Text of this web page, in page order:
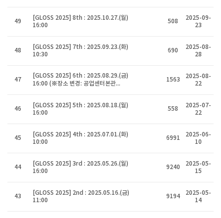
49
[GLOSS 2025] 8th : 2025.10.27.(월)
16:00
508
2025-09-
23
48
[GLOSS 2025] 7th : 2025.09.23.(화)
10:30
690
2025-08-
28
47
[GLOSS 2025] 6th : 2025.08.29.(금)
16:00 (※장소 변경: 공업센터본관...
1563
2025-08-
22
46
[GLOSS 2025] 5th : 2025.08.18.(월)
16:00
558
2025-07-
22
45
[GLOSS 2025] 4th : 2025.07.01.(화)
10:00
6991
2025-06-
10
44
[GLOSS 2025] 3rd : 2025.05.26.(월)
16:00
9240
2025-05-
15
43
[GLOSS 2025] 2nd : 2025.05.16.(금)
11:00
9194
2025-05-
14